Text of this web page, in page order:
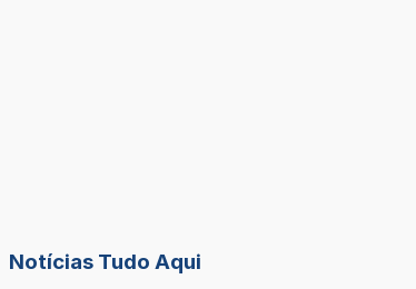
Notícias Tudo Aqui